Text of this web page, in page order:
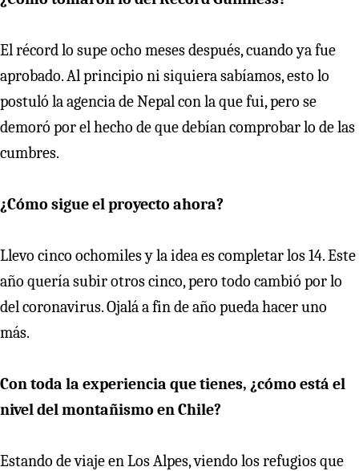
El récord lo supe ocho meses después, cuando ya fue
aprobado. Al principio ni siquiera sabíamos, esto lo
postuló la agencia de Nepal con la que fui, pero se
demoró por el hecho de que debían comprobar lo de las
cumbres.
¿Cómo sigue el proyecto ahora?
Llevo cinco ochomiles y la idea es completar los 14. Este
año quería subir otros cinco, pero todo cambió por lo
del coronavirus. Ojalá a fin de año pueda hacer uno
más.
Con toda la experiencia que tienes, ¿cómo está el
nivel del montañismo en Chile?
Estando de viaje en Los Alpes, viendo los refugios que